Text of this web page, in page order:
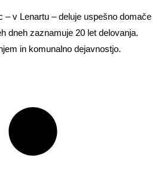
– v Lenartu – deluje uspešno domače
dneh zaznamuje 20 let delovanja.
in komunalno dejavnostjo.